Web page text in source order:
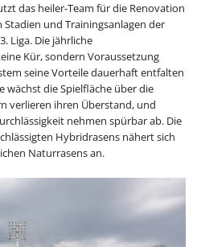
das heiler-Team für die Renovation
und Trainingsanlagen der
Liga. Die jährliche
Kür, sondern Voraussetzung
seine Vorteile dauerhaft entfalten
wächst die Spielfläche über die
verlieren ihren Überstand, und
nehmen spürbar ab. Die
Hybridrasens nähert sich
Naturrasens an.